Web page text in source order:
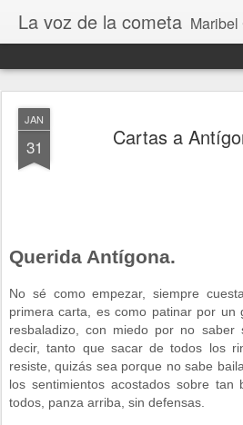
La voz de la cometa Maribel Cerezuela, Revista cultural, Diario voz, La
JAN
31 Cartas a
Querida Antígona.
No sé como empezar, siempre
primera carta, es como patinar por un
resbaladizo, con miedo por no saber
decir, tanto que sacar de todos los
resiste, quizás sea porque no sabe
los sentimientos acostados sobre
todos, panza arriba, sin defensas.